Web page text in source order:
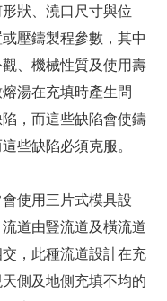
狀、澆口尺寸與位
壓鑄製程參數，其中
、機械性質及使用壽
湯在充填時產生問
，而這些缺陷會使鑄
些缺陷必須克服。
使用三片式模具設
道由豎流道及橫流道
，此種流道設計在充
側及地側充填不均的